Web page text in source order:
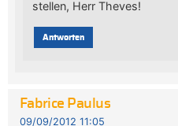
stellen, Herr Theves!
Antworten
Fabrice Paulus
09/09/2012 11:05